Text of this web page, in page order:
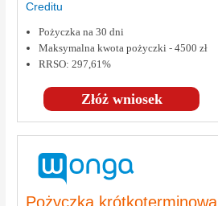
Creditu
Złóż wniosek
Pożyczka na 30 dni
Maksymalna kwota pożyczki - 4500 zł
RRSO: 297,61%
Pożyczka krótkoterminowa